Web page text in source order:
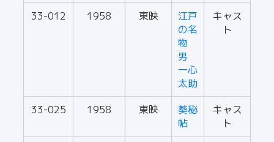
33-012 1958 東映
江戸
の名
物
男
一心
太助
キャス
ト
33-025 1958 東映
葵秘
帖
キャス
ト